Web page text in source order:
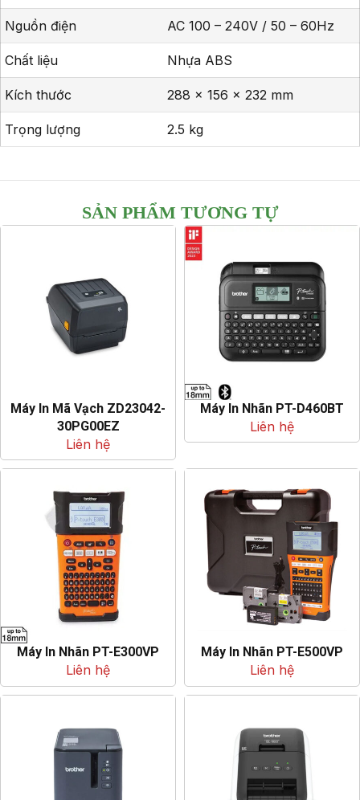
Nguồn điện AC 100 – 240V / 50 – 60Hz
Chất liệu Nhựa ABS
Kích thước 288 x 156 x 232 mm
Trọng lượng 2.5 kg
SẢN PHẨM TƯƠNG TỰ
Máy In Mã Vạch ZD23042-
30PG00EZ
Liên hệ
Máy In Nhãn PT-D460BT
Liên hệ
Máy In Nhãn PT-E300VP
Liên hệ
Máy In Nhãn PT-E500VP
Liên hệ